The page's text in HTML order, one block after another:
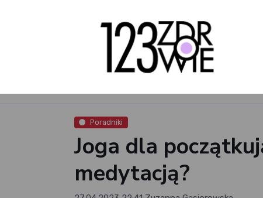
Poradniki
Joga dla
medytacją?